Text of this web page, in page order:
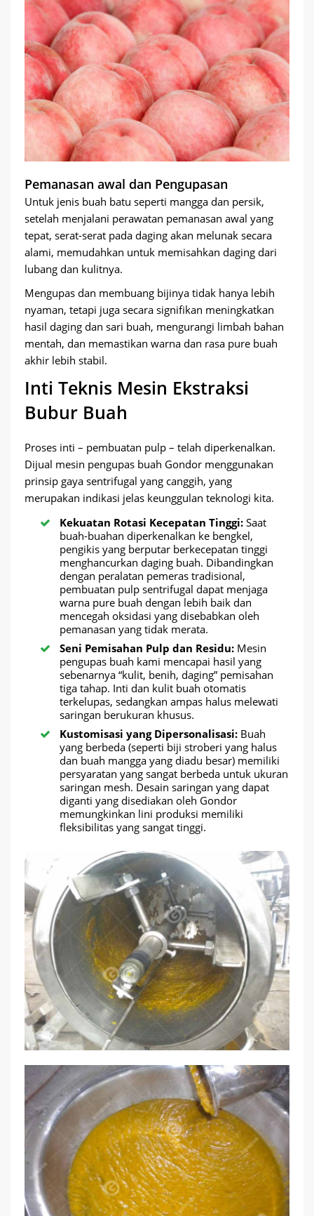
Pemanasan awal dan Pengupasan
Untuk jenis buah batu seperti mangga dan persik,
setelah menjalani perawatan pemanasan awal yang
tepat, serat-serat pada daging akan melunak secara
alami, memudahkan untuk memisahkan daging dari
lubang dan kulitnya.
Mengupas dan membuang bijinya tidak hanya lebih
nyaman, tetapi juga secara signifikan meningkatkan
hasil daging dan sari buah, mengurangi limbah bahan
mentah, dan memastikan warna dan rasa pure buah
akhir lebih stabil.
Inti Teknis Mesin Ekstraksi
Bubur Buah
Proses inti – pembuatan pulp – telah diperkenalkan.
Dijual mesin pengupas buah Gondor menggunakan
prinsip gaya sentrifugal yang canggih, yang
merupakan indikasi jelas keunggulan teknologi kita.
Kekuatan Rotasi Kecepatan Tinggi: Saat
buah-buahan diperkenalkan ke bengkel,
pengikis yang berputar berkecepatan tinggi
menghancurkan daging buah. Dibandingkan
dengan peralatan pemeras tradisional,
pembuatan pulp sentrifugal dapat menjaga
warna pure buah dengan lebih baik dan
mencegah oksidasi yang disebabkan oleh
pemanasan yang tidak merata.
Seni Pemisahan Pulp dan Residu: Mesin
pengupas buah kami mencapai hasil yang
sebenarnya “kulit, benih, daging” pemisahan
tiga tahap. Inti dan kulit buah otomatis
terkelupas, sedangkan ampas halus melewati
saringan berukuran khusus.
Kustomisasi yang Dipersonalisasi: Buah
yang berbeda (seperti biji stroberi yang halus
dan buah mangga yang diadu besar) memiliki
persyaratan yang sangat berbeda untuk ukuran
saringan mesh. Desain saringan yang dapat
diganti yang disediakan oleh Gondor
memungkinkan lini produksi memiliki
fleksibilitas yang sangat tinggi.